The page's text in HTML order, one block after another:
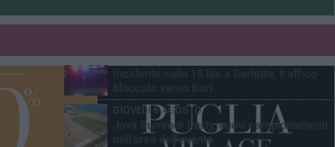
Beni confiscati alla mafia. Nasce il servizio
VENERDÌ 7 AGOSTO
GIOVEDÌ 6 AGOSTO
Jova Summer Party, nuovi campionamenti
nell'area dell'evento